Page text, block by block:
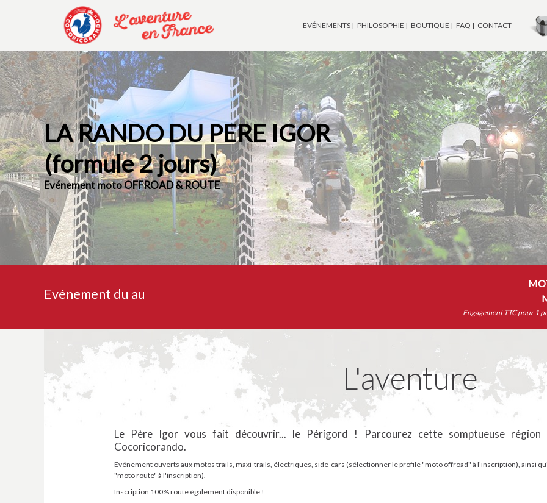
EVÉNEMENTS PHILOSOPHIE BOUTIQUE FAQ CONTACT
LA RANDO DU PERE IGOR
(formule 2 jours)
Evénement moto OFFROAD & ROUTE
Evénement du au
Engagement TTC pour 1
L'aventure
Le Père Igor vous fait découvrir... le Périgord ! Parcourez cette somptueuse
Cocoricorando.
Evénement ouverts aux motos trails, maxi-trails, électriques, side-cars (sélectionner le profile "moto offroad" à l'inscription), ainsi
"moto route" à l'inscription).
Inscription 100% route également disponible !